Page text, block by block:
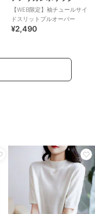
【WEB限定】袖チュールサイ
ドスリットプルオーバー
¥2,490